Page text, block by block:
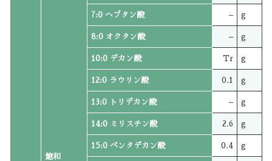
飽和
7:0 ヘプタン酸 – g
8:0 オクタン酸 – g
10:0 デカン酸 Tr g
12:0 ラウリン酸 0.1 g
13:0 トリデカン酸 – g
14:0 ミリスチン酸 2.6 g
15:0 ペンタデカン酸 0.4 g